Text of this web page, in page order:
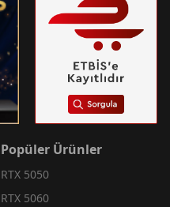
Popüler Ürünler
RTX 5050
RTX 5060